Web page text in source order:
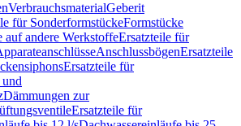
VerbrauchsmaterialGeberit
für SonderformstückeFormstücke
auf andere WerkstoffeErsatzteile für
AnschlussbögenErsatzteile
Ersatzteile für
Dämmungen zur
Ersatzteile für